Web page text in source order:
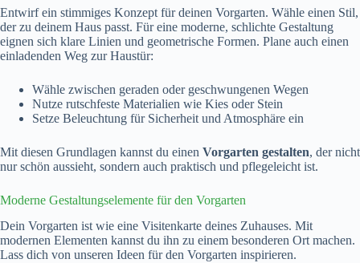
Entwirf ein stimmiges Konzept für deinen Vorgarten. Wähle einen Stil,
der zu deinem Haus passt. Für eine moderne, schlichte Gestaltung
eignen sich klare Linien und geometrische Formen. Plane auch einen
einladenden Weg zur Haustür:
Wähle zwischen geraden oder geschwungenen Wegen
Nutze rutschfeste Materialien wie Kies oder Stein
Setze Beleuchtung für Sicherheit und Atmosphäre ein
Mit diesen Grundlagen kannst du einen Vorgarten gestalten, der nicht
nur schön aussieht, sondern auch praktisch und pflegeleicht ist.
Moderne Gestaltungselemente für den Vorgarten
Dein Vorgarten ist wie eine Visitenkarte deines Zuhauses. Mit
modernen Elementen kannst du ihn zu einem besonderen Ort machen.
Lass dich von unseren Ideen für den Vorgarten inspirieren.